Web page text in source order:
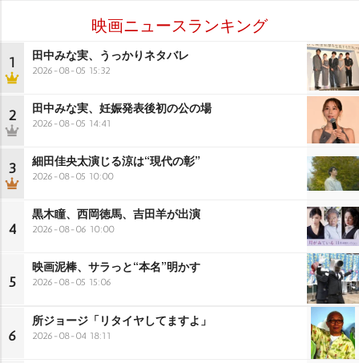
映画ニュースランキング
1 田中みな実、うっかりネタバレ
2026-08-05 15:32
2 田中みな実、妊娠発表後初の公の場
2026-08-05 14:41
3 細田佳央太演じる涼は“現代の彰”
2026-08-05 10:00
4
黒木瞳、西岡徳馬、吉田羊が出演
2026-08-06 10:00
5
映画泥棒、サラっと“本名”明かす
2026-08-05 15:06
6
所ジョージ「リタイヤしてますよ」
2026-08-04 18:11